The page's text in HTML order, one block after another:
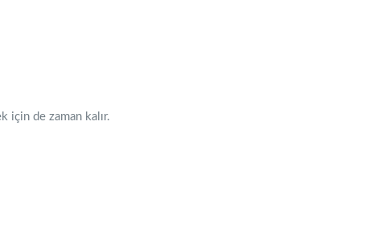
için de zaman kalır.